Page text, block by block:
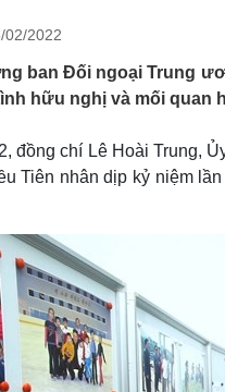
Quân sự - Quốc
Vũ khí
Việt Nam
ngon
Blog
Tình yêu - Gia đình
02/2022
ban Đối ngoại Trung
hữu nghị và mối quan
đồng chí Lê Hoài Trung,
Tiên nhân dịp kỷ niệm